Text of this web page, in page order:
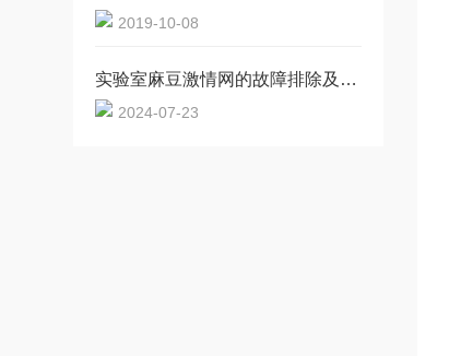
2019-10-08
实验室麻豆激情网的故障排除及维护
2024-07-23